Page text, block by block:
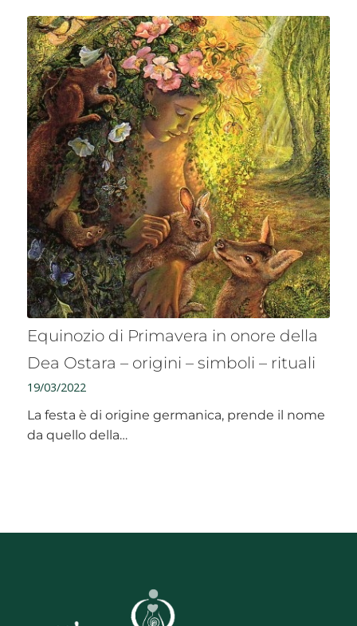
Equinozio di Primavera in onore della
Dea Ostara – origini – simboli – rituali
19/03/2022
La festa è di origine germanica, prende il nome
da quello della…